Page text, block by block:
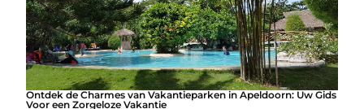
Ontdek de Charmes van Vakantieparken in Apeldoorn: Uw Gids
Voor een Zorgeloze Vakantie